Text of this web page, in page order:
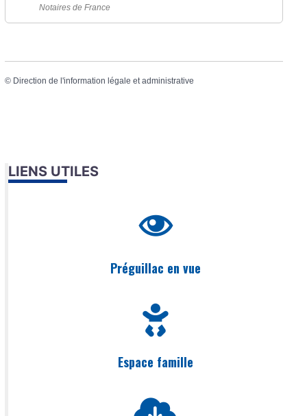
Notaires de France
© Direction de l'information légale et administrative
LIENS UTILES
Préguillac en vue
Espace famille